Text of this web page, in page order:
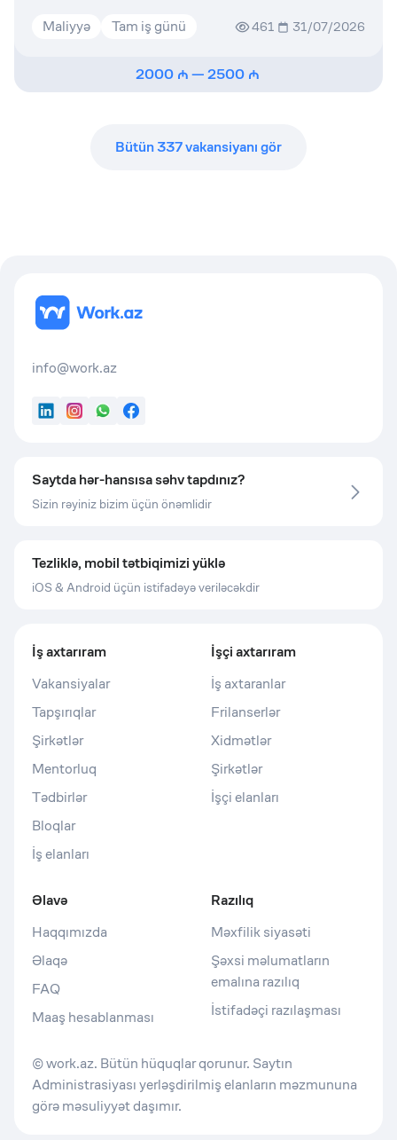
Maliyyə Tam iş günü 461 31/07/2026
2000 —2500
Bütün337vakansiyanı gör
info@work.az
LinkedInInstagram
WhatsApp
Facebook
Saytda hər-hansısa səhv tapdınız?
Sizin rəyiniz bizim üçün önəmlidir
Tezliklə, mobil tətbiqimizi yüklə
iOS & Android üçün istifadəyə veriləcəkdir
İş axtarıram
Vakansiyalar
Tapşırıqlar
Şirkətlər
Mentorluq
Tədbirlər
Bloqlar
İş elanları
İşçi axtarıram
İş axtaranlar
Frilanserlər
Xidmətlər
Şirkətlər
İşçi elanları
Əlavə
Haqqımızda
Əlaqə
FAQ
Maaş hesablanması
Razılıq
Məxfilik siyasəti
Şəxsi məlumatların
emalına razılıq
İstifadəçi razılaşması
© work.az. Bütün hüquqlar qorunur. Saytın
Administrasiyası yerləşdirilmiş elanların məzmununa
görə məsuliyyət daşımır.